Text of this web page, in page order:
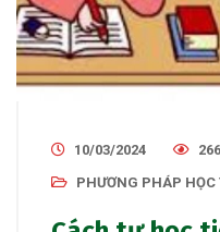
10/03/2024
PHƯƠNG PHÁP HỌC